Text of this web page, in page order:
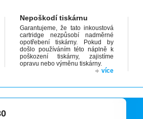
Nepoškodí tiskárnu
Garantujeme, že tato inkoustová
cartridge nezpůsobí nadměrné
opotřebení tiskárny. Pokud by
došlo používáním této náplně k
poškození tiskárny, zajistíme
opravu nebo výměnu tiskárny.
více